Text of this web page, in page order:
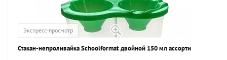
Экспресс-просмотр
Стакан-непроливайка Schoolformat двойной 150 мл ассорти